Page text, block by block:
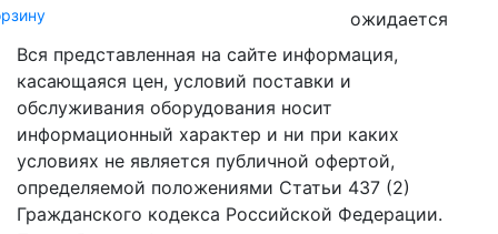
ожидается
Вся представленная на сайте информация,
касающаяся цен, условий поставки и
обслуживания оборудования носит
информационный характер и ни при каких
условиях не является публичной офертой,
определяемой положениями Статьи 437 (2)
Гражданского кодекса Российской Федерации.